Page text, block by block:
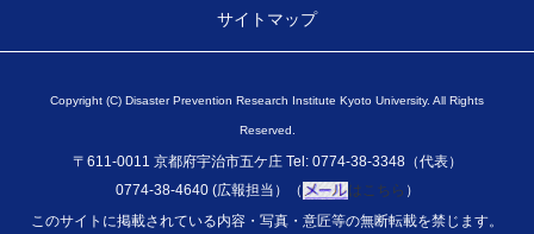
サイトマップ
Copyright (C) Disaster Prevention Research Institute Kyoto University. All Rights
Reserved.
〒611-0011 京都府宇治市五ケ庄 Tel: 0774-38-3348（代表）
0774-38-4640 (広報担当）（
はこちら ）
このサイトに掲載されている内容・写真・意匠等の無断転載を禁じます。